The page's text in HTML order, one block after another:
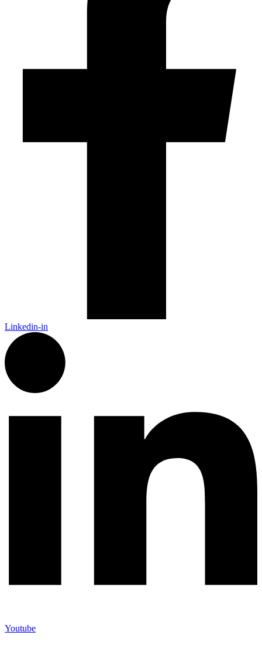
Linkedin-in
Youtube